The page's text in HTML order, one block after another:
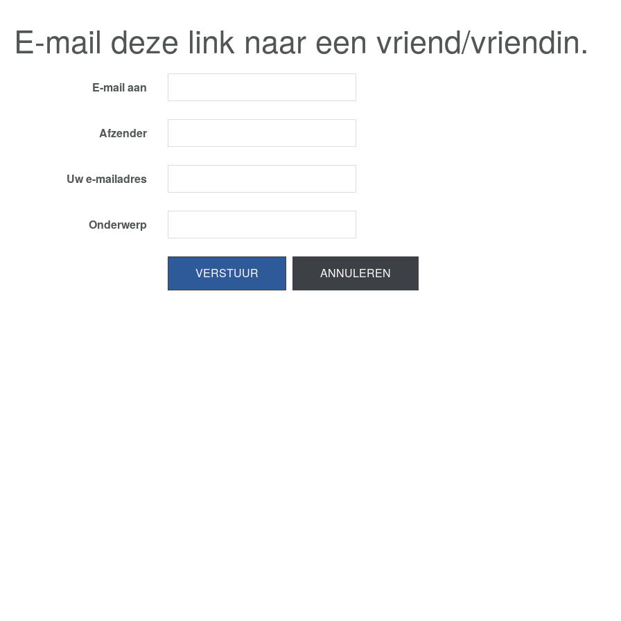
E-mail deze link naar een vriend/vriendin.
E-mail aan
Afzender
Uw e-mailadres
Onderwerp
VERSTUUR ANNULEREN